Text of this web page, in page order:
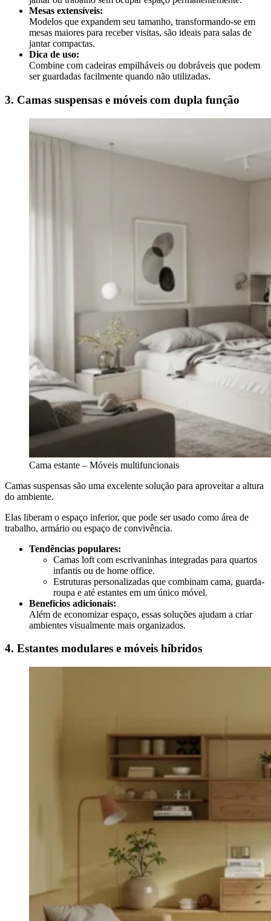
Mesas extensíveis:
Modelos que expandem seu tamanho, transformando-se em
mesas maiores para receber visitas, são ideais para salas de
jantar compactas.
Dica de uso:
Combine com cadeiras empilháveis ou dobráveis que podem
ser guardadas facilmente quando não utilizadas.
3. Camas suspensas e móveis com dupla função
Cama estante – Móveis multifuncionais
Camas suspensas são uma excelente solução para aproveitar a altura
do ambiente.
Elas liberam o espaço inferior, que pode ser usado como área de
trabalho, armário ou espaço de convivência.
Tendências populares:
Camas loft com escrivaninhas integradas para quartos
infantis ou de home office.
Estruturas personalizadas que combinam cama, guarda-
roupa e até estantes em um único móvel.
Benefícios adicionais:
Além de economizar espaço, essas soluções ajudam a criar
ambientes visualmente mais organizados.
4. Estantes modulares e móveis híbridos